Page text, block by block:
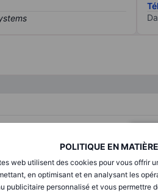
POLITIQUE EN
web utilisent des cookies pour vous offrir
en optimisant et en analysant les
publicitaire personnalisé et vous permettre